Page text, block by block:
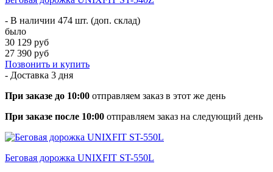
- В наличии 474 шт. (доп. склад)
было
30 129 руб
27 390 руб
Позвонить и купить
- Доставка 3 дня
При заказе до 10:00 отправляем заказ в этот же день
При заказе после 10:00 отправляем заказ на следующий день
Беговая дорожка UNIXFIT ST-550L